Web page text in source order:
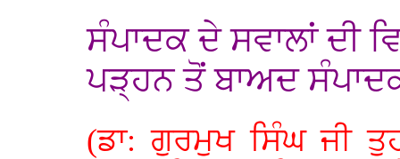
ਸੰਪਾਦਕ ਦੇ ਸਵਾਲਾਂ ਦੀ
ਪੜ੍ਹਨ ਤੋਂ ਬਾਅਦ
(ਡਾ: ਗੁਰਮੁਖ ਸਿੰਘ ਜੀ